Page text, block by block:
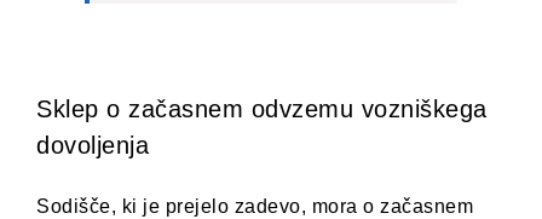
Sklep o začasnem odvzemu vozniškega
dovoljenja
Sodišče, ki je prejelo zadevo, mora o začasnem